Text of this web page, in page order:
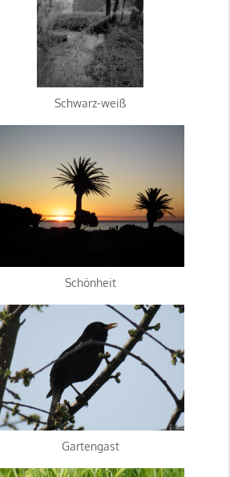
Schwarz-weiß
Schönheit
Gartengast